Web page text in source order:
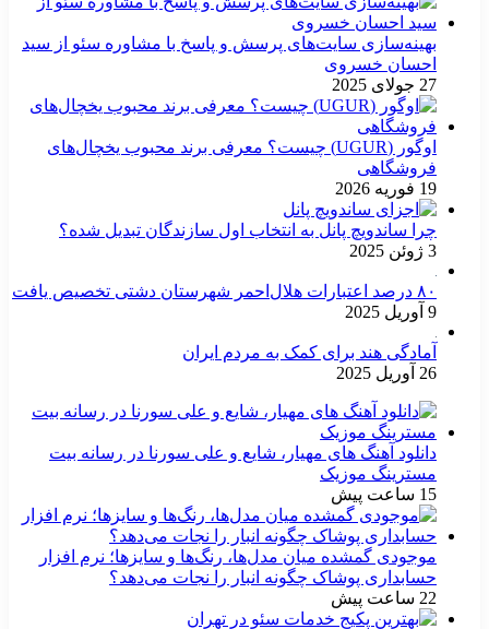
بهینه‌سازی سایت‌های پرسش و پاسخ با مشاوره سئو از سید
احسان خسروی
27 جولای 2025
اوگور (UGUR) چیست؟ معرفی برند محبوب یخچال‌های
فروشگاهی
19 فوریه 2026
چرا ساندویچ پانل به انتخاب اول سازندگان تبدیل شده؟
3 ژوئن 2025
۸۰ درصد اعتبارات هلال‌احمر شهرستان دشتی تخصیص یافت
9 آوریل 2025
آمادگی هند برای کمک به مردم ایران
26 آوریل 2025
دانلود آهنگ های مهیار، شایع و علی سورنا در رسانه بیت
مسترینگ موزیک
15 ساعت پیش
موجودی گمشده میان مدل‌ها، رنگ‌ها و سایزها؛ نرم افزار
حسابداری پوشاک چگونه انبار را نجات می‌دهد؟
22 ساعت پیش